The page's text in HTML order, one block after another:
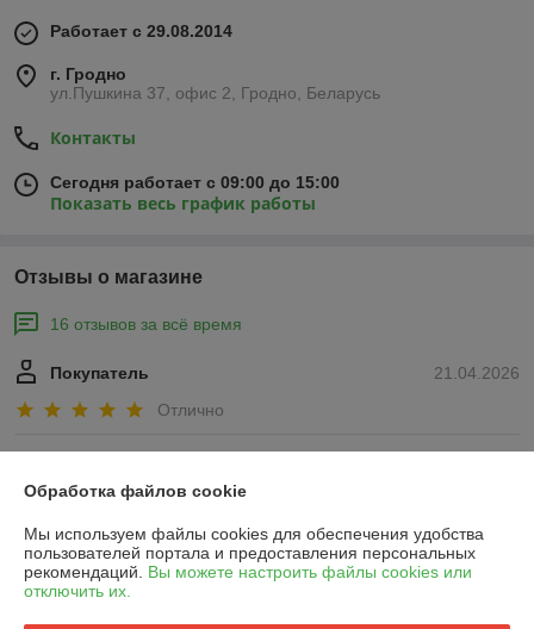
Работает с 29.08.2014
г. Гродно
ул.Пушкина 37, офис 2, Гродно, Беларусь
Контакты
Сегодня работает с 09:00 до 15:00
Показать весь график работы
Отзывы о магазине
16 отзывов за всё время
21.04.2026
Покупатель
Отлично
Показать все отзывы
Обработка файлов cookie
Мы используем файлы cookies для обеспечения удобства
пользователей портала и предоставления персональных
рекомендаций. Вы можете настроить файлы cookies или
отключить их.